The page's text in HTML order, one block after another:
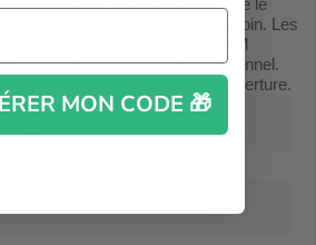
les zones sensibles telles que le
Utiliser quotidiennement au besoin. Les
NOW Glucosamine et MSM
interne pour un soutien nutritionnel.
un endroit frais et sec après ouverture.
MON CODE 🎁